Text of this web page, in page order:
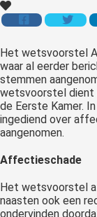
Het wetsvoorstel
waar al eerder
stemmen
wetsvoorstel dient
de Eerste Kamer.
ingediend over
aangenomen.
Affectieschade
Het wetsvoorstel
naasten ook een
ondervinden